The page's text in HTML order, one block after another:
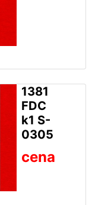
1381
FDC
k1 S-
0305
cena